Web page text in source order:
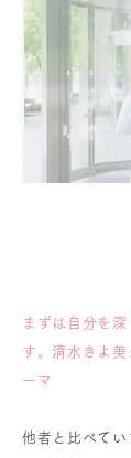
まずは自分を
す。清水きよ
ーマ
他者と比べてい